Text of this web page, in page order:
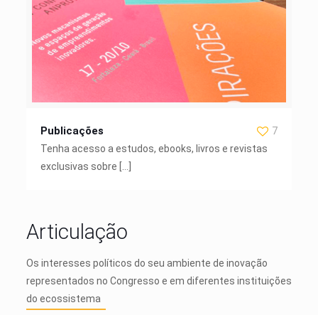
Publicações
7
Tenha acesso a estudos, ebooks, livros e revistas
exclusivas sobre
Articulação
Os interesses políticos do seu ambiente de inovação
representados no Congresso e em diferentes instituições
do ecossistema